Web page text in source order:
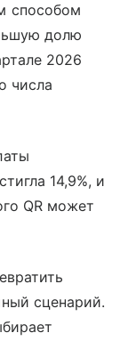
способом
долю
2026
числа
14,9%, и
QR может
сценарий.